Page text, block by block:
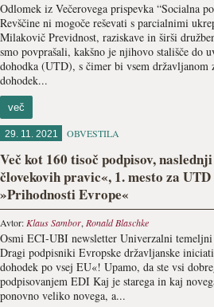
Odlomek iz Večerovega prispevka “Socialna
Revščine ni mogoče reševati s parcialnimi
Milakovič Previdnost, raziskave in širši
smo povprašali, kakšno je njihovo stališče do
dohodka (UTD), s čimer bi vsem
dohodek...
več
29. 11. 2021 OBVESTILA
Več kot 160 tisoč podpisov,
človekovih pravic«, 1. mesto za
»Prihodnosti Evrope«
Avtor: Klaus Sambor, Ronald Blaschke
Osmi ECI-UBI newsletter Univerzalni
Dragi podpisniki Evropske državljanske
dohodek po vsej EU«! Upamo, da ste vsi
podpisovanjem EDI Kaj je starega in kaj
ponovno veliko novega, a...